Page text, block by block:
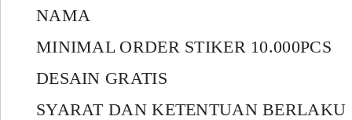
NAMA
MINIMAL ORDER STIKER 10.000PCS
DESAIN GRATIS
SYARAT DAN KETENTUAN BERLAKU